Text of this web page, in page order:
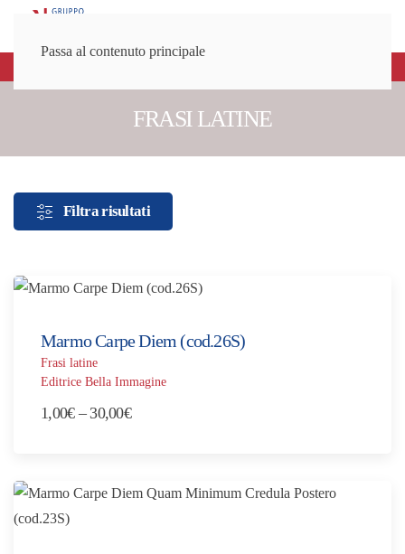
Passa al contenuto principale
FRASI LATINE
Filtra risultati
Marmo Carpe Diem (cod.26S)
Frasi latine
Editrice Bella Immagine
1,00€ – 30,00€Fascia
da